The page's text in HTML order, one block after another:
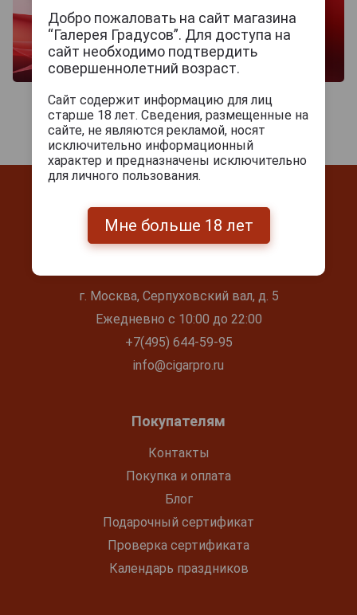
г. Москва, Серпуховский вал, д. 5
Ежедневно с 10:00 до 22:00
+7(495) 644-59-95
info@cigarpro.ru
Покупателям
Контакты
Покупка и оплата
Блог
Подарочный сертификат
Проверка сертификата
Календарь праздников
Добро пожаловать на сайт магазина
“Галерея Градусов”. Для доступа на
сайт необходимо подтвердить
совершеннолетний возраст.
Сайт содержит информацию для лиц
старше 18 лет. Сведения, размещенные на
сайте, не являются рекламой, носят
исключительно информационный
характер и предназначены исключительно
для личного пользования.
Мне больше 18 лет